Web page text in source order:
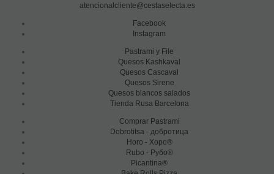
atencionalcliente@cestaselecta.es
Facebook
Instagram
Pastrami y File
Quesos Kashkaval
Quesos Cascaval
Quesos Sirene
Quesos blancos salados
Tienda Rusa Barcelona
Comprar Pastrami
Dobrotitsa - добротица
Horo - Хоро®
Rubo - Рубо®
Picantina®